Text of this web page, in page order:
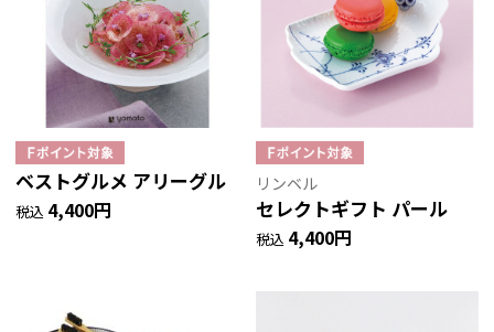
ベストグルメ アリーグル
税込 4,400円
リンベル
セレクトギフト パール
税込 4,400円